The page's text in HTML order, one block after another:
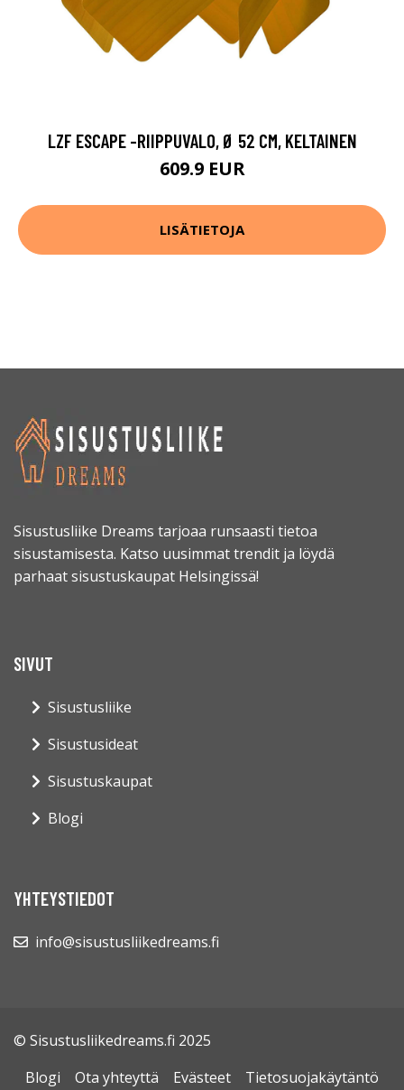
LZF ESCAPE -RIIPPUVALO, Ø 52 CM, KELTAINEN
609.9 EUR
LISÄTIETOJA
Sisustusliike Dreams tarjoaa runsaasti tietoa
sisustamisesta. Katso uusimmat trendit ja löydä
parhaat sisustuskaupat Helsingissä!
SIVUT
Sisustusliike
Sisustusideat
Sisustuskaupat
Blogi
YHTEYSTIEDOT
info@sisustusliikedreams.fi
© Sisustusliikedreams.fi 2025
Blogi
Ota yhteyttä Evästeet
Tietosuojakäytäntö